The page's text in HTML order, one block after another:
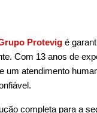
Protevig é
Com 13 anos de
um atendimento
completa para a